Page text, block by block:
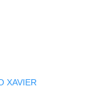
XAVIER